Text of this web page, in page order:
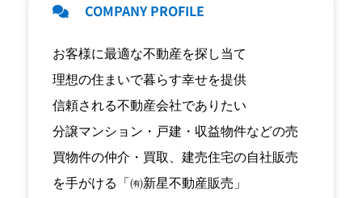
COMPANY PROFILE
お客様に最適な不動産を探し当て
理想の住まいで暮らす幸せを提供
信頼される不動産会社でありたい
分譲マンション・戸建・収益物件などの売
買物件の仲介・買取、建売住宅の自社販売
を手がける「㈲新星不動産販売」